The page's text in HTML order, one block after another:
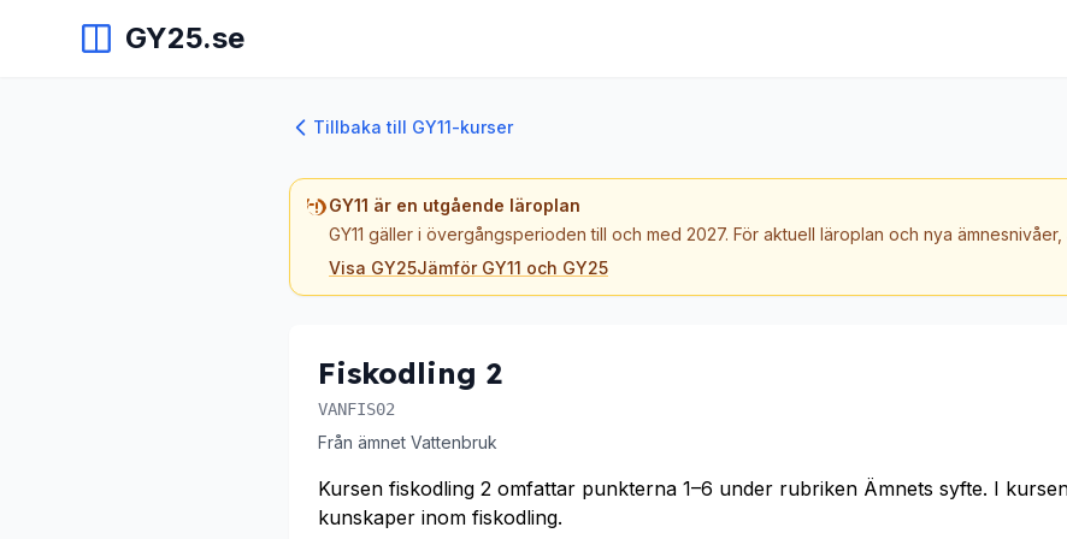
GY25.se
Tillbaka till GY11-kurser
GY11 är en utgående läroplan
GY11 gäller i övergångsperioden till och med 2027. För aktuell läroplan och nya ämnesnivåer,
Visa GY25Jämför GY11 och GY25
Fiskodling 2
VANFIS02
Från ämnet Vattenbruk
Kursen fiskodling 2 omfattar punkterna 1–6 under rubriken Ämnets syfte. I
kunskaper inom fiskodling.